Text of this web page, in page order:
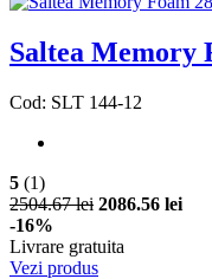
Saltea Memory
Cod: SLT 144-12
5 (1)
2504.67 lei 2086.56 lei
-16%
Livrare gratuita
Vezi produs